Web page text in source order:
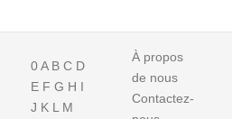
0A B C D
E F G H I
J K L M
À propos
de nous
Contactez-